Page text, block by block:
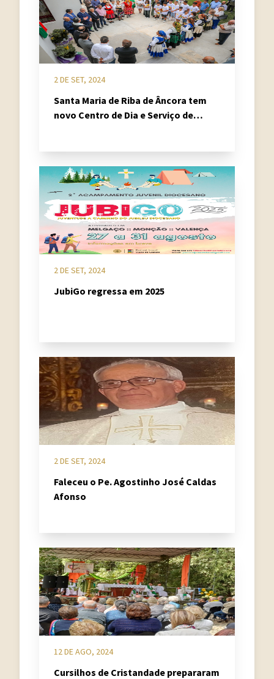
2 DE SET, 2024
Santa Maria de Riba de Âncora tem
novo Centro de Dia e Serviço de
2 DE SET, 2024
JubiGo regressa em 2025
2 DE SET, 2024
Faleceu o Pe. Agostinho José Caldas
Afonso
12 DE AGO, 2024
Cursilhos de Cristandade prepararam